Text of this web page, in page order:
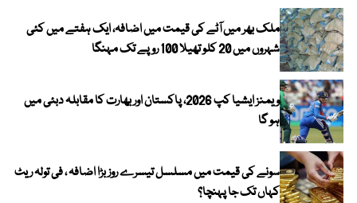
ملک بھر میں آٹے کی قیمت میں اضافہ، ایک ہفتے میں کئی
شہروں میں 20 کلو تھیلا 100 روپے تک مہنگا
ویمنز ایشیا کپ 2026، پاکستان اور بھارت کا مقابلہ دبئی میں
ہو گا
سونے کی قیمت میں مسلسل تیسرے روز بڑا اضافہ ، فی تولہ ریٹ
کہاں تک جا پہنچا؟